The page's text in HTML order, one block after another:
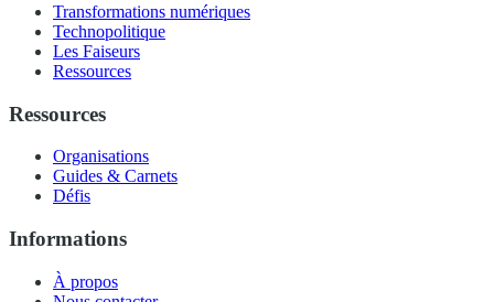
Transformations numériques
Technopolitique
Les Faiseurs
Ressources
Ressources
Organisations
Guides & Carnets
Défis
Informations
À propos